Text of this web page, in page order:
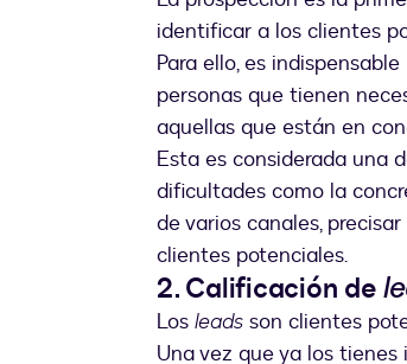
identificar a los clientes
Para ello, es
personas que tienen
aquellas que están en
Esta es considerada una
dificultades como la
de varios canales,
clientes potenciales.
2. Calificación de
Los leads son clientes
Una vez que ya los